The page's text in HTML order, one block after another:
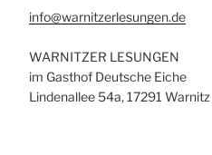
info@warnitzerlesungen.de
WARNITZER LESUNGEN
im Gasthof Deutsche Eiche
Lindenallee 54a, 17291 Warnitz